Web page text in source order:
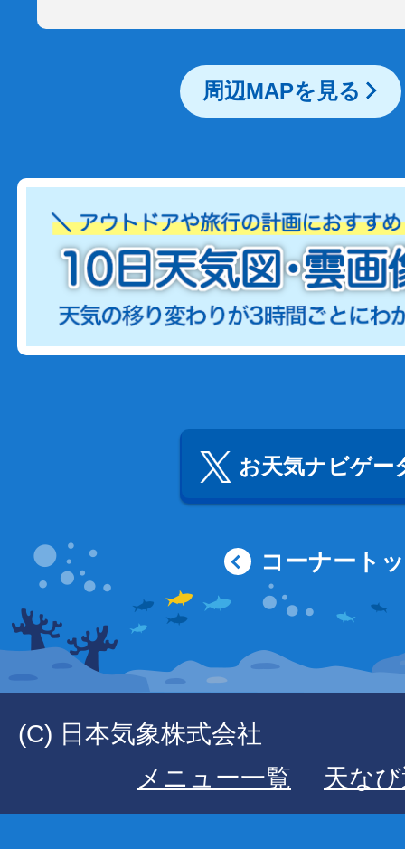
周辺MAPを見る
お天気ナビゲー
コーナート
(C) 日本気象株式会社
メニュー一覧
天な